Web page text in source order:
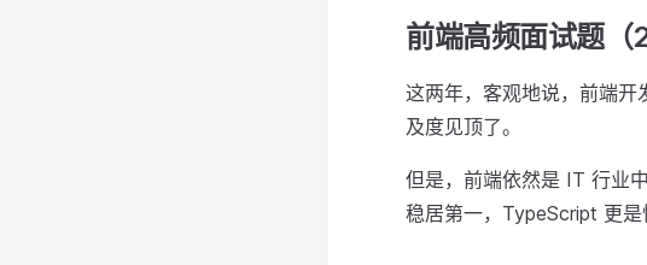
前端高频面试题（
这两年，客观地说，前端开
及度见顶了。
但是，前端依然是 IT 行业
稳居第一，TypeScript 更